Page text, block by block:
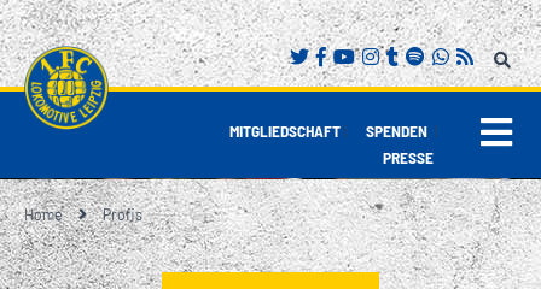
MITGLIEDSCHAFT| SPENDEN |
PRESSE
FANINFOS FÜR SAMSTAG!
KNAPPER ARBEITSSIEG.
SPAREN MIT DER DAUERKARTE.
Home Profis